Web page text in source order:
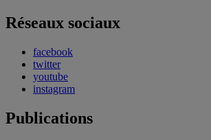
Réseaux sociaux
facebook
twitter
youtube
instagram
Publications